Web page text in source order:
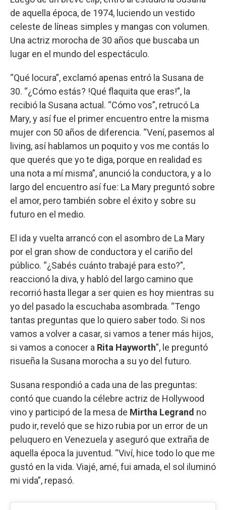
de aquella época, de 1974, luciendo un vestido
celeste de líneas simples y mangas con volumen.
Una actriz morocha de 30 años que buscaba un
lugar en el mundo del espectáculo.
“Qué locura”, exclamó apenas entró la Susana de
30. “¿Cómo estás? !Qué flaquita que eras!”, la
recibió la Susana actual. “Cómo vos”, retrucó La
Mary, y así fue el primer encuentro entre la misma
mujer con 50 años de diferencia. “Vení, pasemos al
living, así hablamos un poquito y vos me contás lo
que querés que yo te diga, porque en realidad es
una nota a mí misma”, anunció la conductora, y a lo
largo del encuentro así fue: La Mary preguntó sobre
el amor, pero también sobre el éxito y sobre su
futuro en el medio.
El ida y vuelta arrancó con el asombro de La Mary
por el gran show de conductora y el cariño del
público. “¿Sabés cuánto trabajé para esto?”,
reaccionó la diva, y habló del largo camino que
recorrió hasta llegar a ser quien es hoy mientras su
yo del pasado la escuchaba asombrada. “Tengo
tantas preguntas que lo quiero saber todo. Si nos
vamos a volver a casar, si vamos a tener más hijos,
si vamos a conocer a Rita Hayworth”, le preguntó
risueña la Susana morocha a su yo del futuro.
Susana respondió a cada una de las preguntas:
contó que cuando la célebre actriz de Hollywood
vino y participó de la mesa de Mirtha Legrand no
pudo ir, reveló que se hizo rubia por un error de un
peluquero en Venezuela y aseguró que extraña de
aquella época la juventud. “Viví, hice todo lo que me
gustó en la vida. Viajé, amé, fui amada, el sol iluminó
mi vida”, repasó.